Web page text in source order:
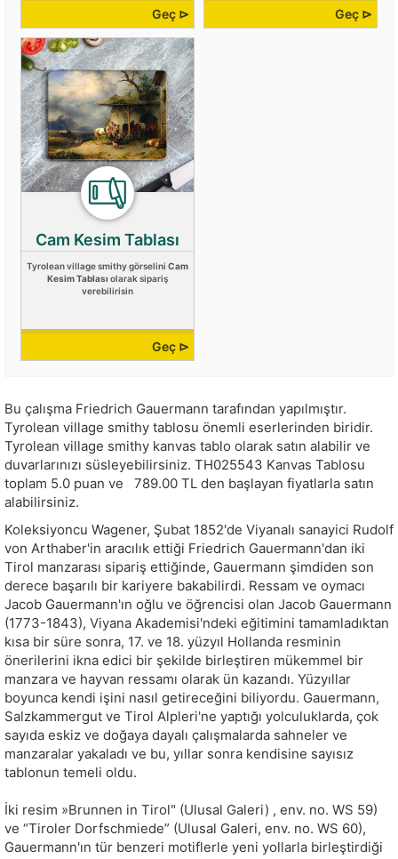
Geç ⊳ Geç ⊳
Cam Kesim Tablası
Tyrolean village smithy görselini Cam
Kesim Tablası olarak sipariş
verebilirisin
Geç ⊳
Bu çalışma Friedrich Gauermann tarafından yapılmıştır.
Tyrolean village smithy tablosu önemli eserlerinden biridir.
Tyrolean village smithy kanvas tablo olarak satın alabilir ve
duvarlarınızı süsleyebilirsiniz. TH025543 Kanvas Tablosu
toplam 5.0 puan ve 789.00 TL den başlayan fiyatlarla satın
alabilirsiniz.
Koleksiyoncu Wagener, Şubat 1852'de Viyanalı sanayici Rudolf
von Arthaber'in aracılık ettiği Friedrich Gauermann'dan iki
Tirol manzarası sipariş ettiğinde, Gauermann şimdiden son
derece başarılı bir kariyere bakabilirdi. Ressam ve oymacı
Jacob Gauermann'ın oğlu ve öğrencisi olan Jacob Gauermann
(1773-1843), Viyana Akademisi'ndeki eğitimini tamamladıktan
kısa bir süre sonra, 17. ve 18. yüzyıl Hollanda resminin
önerilerini ikna edici bir şekilde birleştiren mükemmel bir
manzara ve hayvan ressamı olarak ün kazandı. Yüzyıllar
boyunca kendi işini nasıl getireceğini biliyordu. Gauermann,
Salzkammergut ve Tirol Alpleri'ne yaptığı yolculuklarda, çok
sayıda eskiz ve doğaya dayalı çalışmalarda sahneler ve
manzaralar yakaladı ve bu, yıllar sonra kendisine sayısız
tablonun temeli oldu.
İki resim »Brunnen in Tirol" (Ulusal Galeri) , env. no. WS 59)
ve “Tiroler Dorfschmiede” (Ulusal Galeri, env. no. WS 60),
Gauermann'ın tür benzeri motiflerle yeni yollarla birleştirdiği